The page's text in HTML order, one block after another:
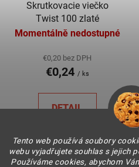
Tento web používá soubory
webu vyjadřujete souhlas s jejich
Používáme cookies, abychom
Skrutkovacie viečko
Twist 100 zlaté
Momentálně nedostupné
€0,20 bez DPH
€0,24 / ks
DETAIL